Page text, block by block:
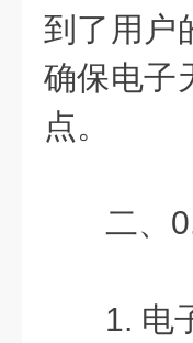
到了用户
确保电子
点。
二、
1. 电